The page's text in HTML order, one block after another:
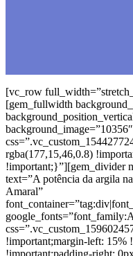
[vc_row
[gem_fullwidth
rgba(177,15,46,0.8)
!important;}”][gem_divider
text=”A potência da argila
Amaral”
!important;margin-left: 15%
!important;padding-right: